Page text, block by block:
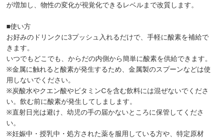
が増加し、物性の変化が視覚化できるレベルまで改質します。
■使い方
お好みのドリンクに3プッシュ入れるだけで、手軽に酸素を補給で
きます。
いつでもどこでも、からだの内側から簡単に酸素を供給できます。
※金属に触れると酸素が発生するため、金属製のスプーンなどは使
用しないでください。
※炭酸水やクエン酸やビタミンCを含む飲料には混ぜないでくださ
い。飲む前に酸素が発生してしまします。
※直射日光は避け、幼児の手の届かないところに保管してくださ
い。
※妊娠中・授乳中・処方された薬を服用している方や、特定原材